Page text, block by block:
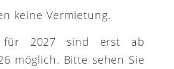
keine Vermietung.
für 2027 sind erst ab
möglich. Bitte sehen Sie